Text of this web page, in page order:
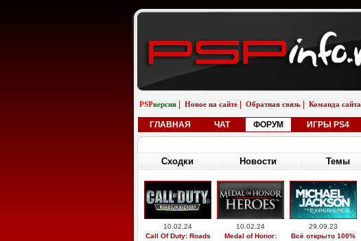
PSPверсия Новое на сайте Обратная связь Команда сайта
ГЛАВНАЯ ЧАТ ФОРУМ ИГРЫ PS4
Сходки Новости Темы
10.02.24
Call Of Duty: Roads
10.02.24
Medal of Honor:
29.09.23
Всё открыто 100%